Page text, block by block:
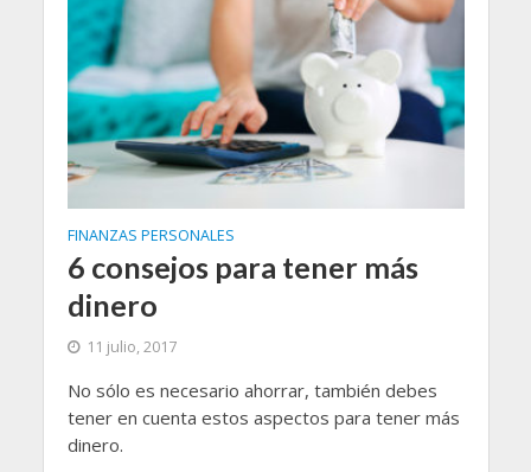
FINANZAS PERSONALES
6 consejos para tener más
dinero
11 julio, 2017
No sólo es necesario ahorrar, también debes
tener en cuenta estos aspectos para tener más
dinero.